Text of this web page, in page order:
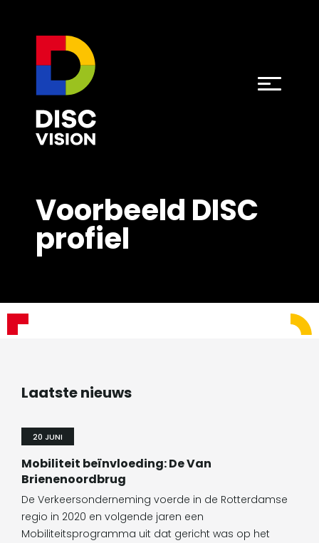
Voorbeeld DISC
profiel
Laatste nieuws
20 JUNI
Mobiliteit beïnvloeding: De Van
Brienenoordbrug
De Verkeersonderneming voerde in de Rotterdamse
regio in 2020 en volgende jaren een
Mobiliteitsprogramma uit dat gericht was op het